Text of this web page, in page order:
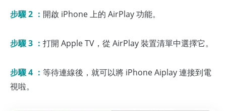
步驟 2 ： 開啟 iPhone 上的 AirPlay 功能。
步驟 3 ： 打開 Apple TV，從 AirPlay 裝置清單中選擇它。
步驟 4 ： 等待連線後，就可以將 iPhone Aiplay 連接到電
視啦。